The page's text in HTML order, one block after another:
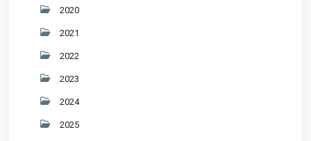
2020
2021
2022
2023
2024
2025